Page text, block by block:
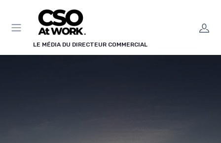
LE MÉDIA DU DIRECTEUR COMMERCIAL